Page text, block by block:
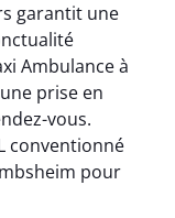
garantit une
Ambulance à
prise en
vous.
conventionné
pour